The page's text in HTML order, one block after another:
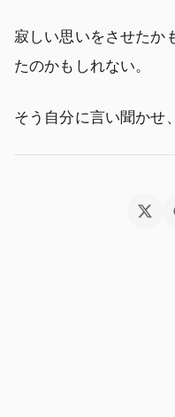
寂しい思いをさせたか
たのかもしれない。
そう自分に言い聞かせ